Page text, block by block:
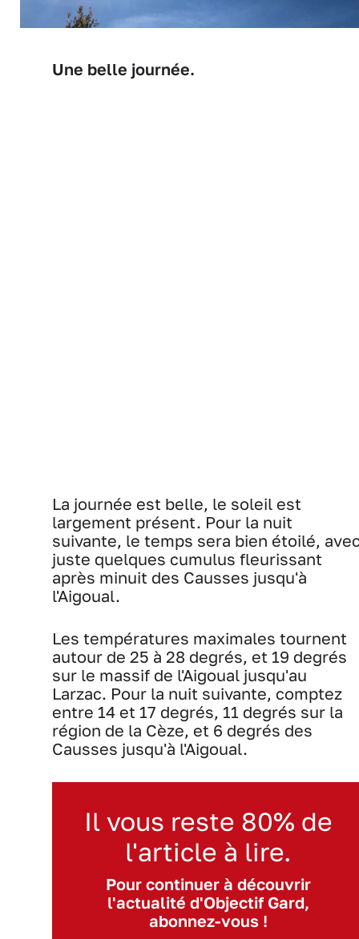
Une belle journée.
La journée est belle, le soleil est
largement présent. Pour la nuit
suivante, le temps sera bien étoilé,
juste quelques cumulus fleurissant
après minuit des Causses jusqu'à
l'Aigoual.
Les températures maximales tournent
autour de 25 à 28 degrés, et 19 degrés
sur le massif de l'Aigoual jusqu'au
Larzac. Pour la nuit suivante, comptez
entre 14 et 17 degrés, 11 degrés sur la
région de la Cèze, et 6 degrés des
Causses jusqu'à l'Aigoual.
Il vous reste 80% de
l'article à lire.
Pour continuer à découvrir
l'actualité d'Objectif Gard,
abonnez-vous !